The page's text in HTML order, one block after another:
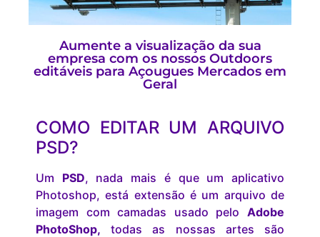
Aumente a visualização da sua
empresa com os nossos Outdoors
editáveis para Açougues Mercados em
Geral
COMO EDITAR UM ARQUIVO
PSD?
Um PSD, nada mais é que um aplicativo
Photoshop, está extensão é um arquivo de
imagem com camadas usado pelo Adobe
PhotoShop, todas as nossas artes são